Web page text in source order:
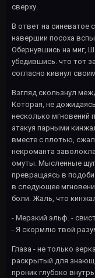
сверху.
В ответ на синеватое
навершии посоха
Обернувшись на миг,
убедившись. что тот
согласно кивнул
Взгляд скользнул
Которая, не
несколько мгновений
атакуя парными
вместе с плотью,
некроманта
омуты. Мысленные
превращаясь в
в следующее
боли. Жаль, что
- Мерзкий эльф. -
- Я скормлю твой
Глаза - не только
раскрытый для
проник глубоко